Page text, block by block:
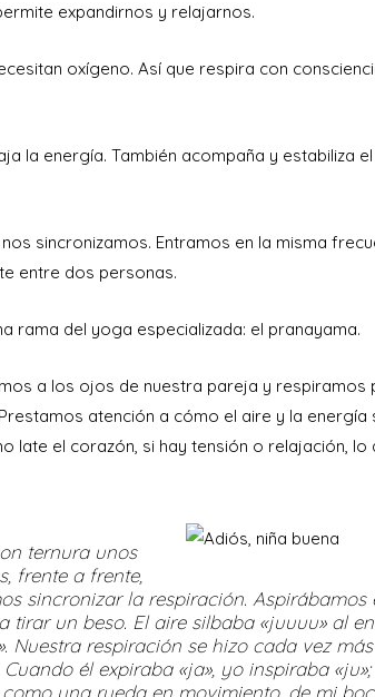
expandirnos y relajarnos.
oxígeno. Así que respira con
la energía. También acompaña y estabiliza
sincronizamos. Entramos en la misma
entre dos personas.
rama del yoga especializada: el pranayama.
a los ojos de nuestra pareja y respiramos
atención a cómo el aire y la energía
late el corazón, si hay tensión o relajación, lo
ternura unos
frente a frente,
sincronizar la respiración. Aspirábamos
un beso. El aire silbaba «juuuu» al
respiración se hizo cada vez
él expiraba «ja», yo inspiraba
una rueda en movimiento, de mi